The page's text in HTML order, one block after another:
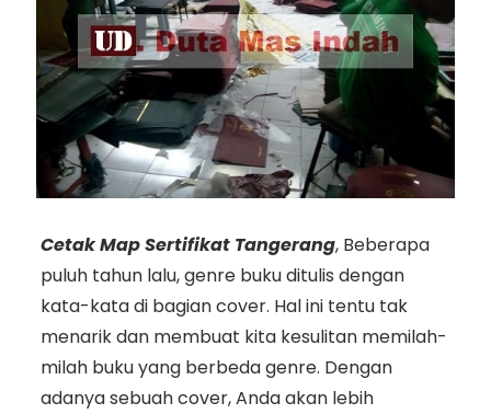
Cetak Map Sertifikat Tangerang, Beberapa
puluh tahun lalu, genre buku ditulis dengan
kata-kata di bagian cover. Hal ini tentu tak
menarik dan membuat kita kesulitan memilah-
milah buku yang berbeda genre. Dengan
adanya sebuah cover, Anda akan lebih